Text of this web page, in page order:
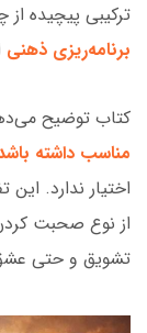
ترکیبی پیچیده
برنامه‌ریزی ذهنی
کتاب توضیح
مناسب داشته
اختیار ندارد.
از نوع صحبت
تشویق و حتی